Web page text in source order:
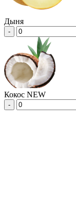
Дыня
-
Кокос NEW
-